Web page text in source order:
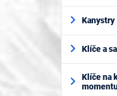
Kanystry
Klíče a
Klíče na